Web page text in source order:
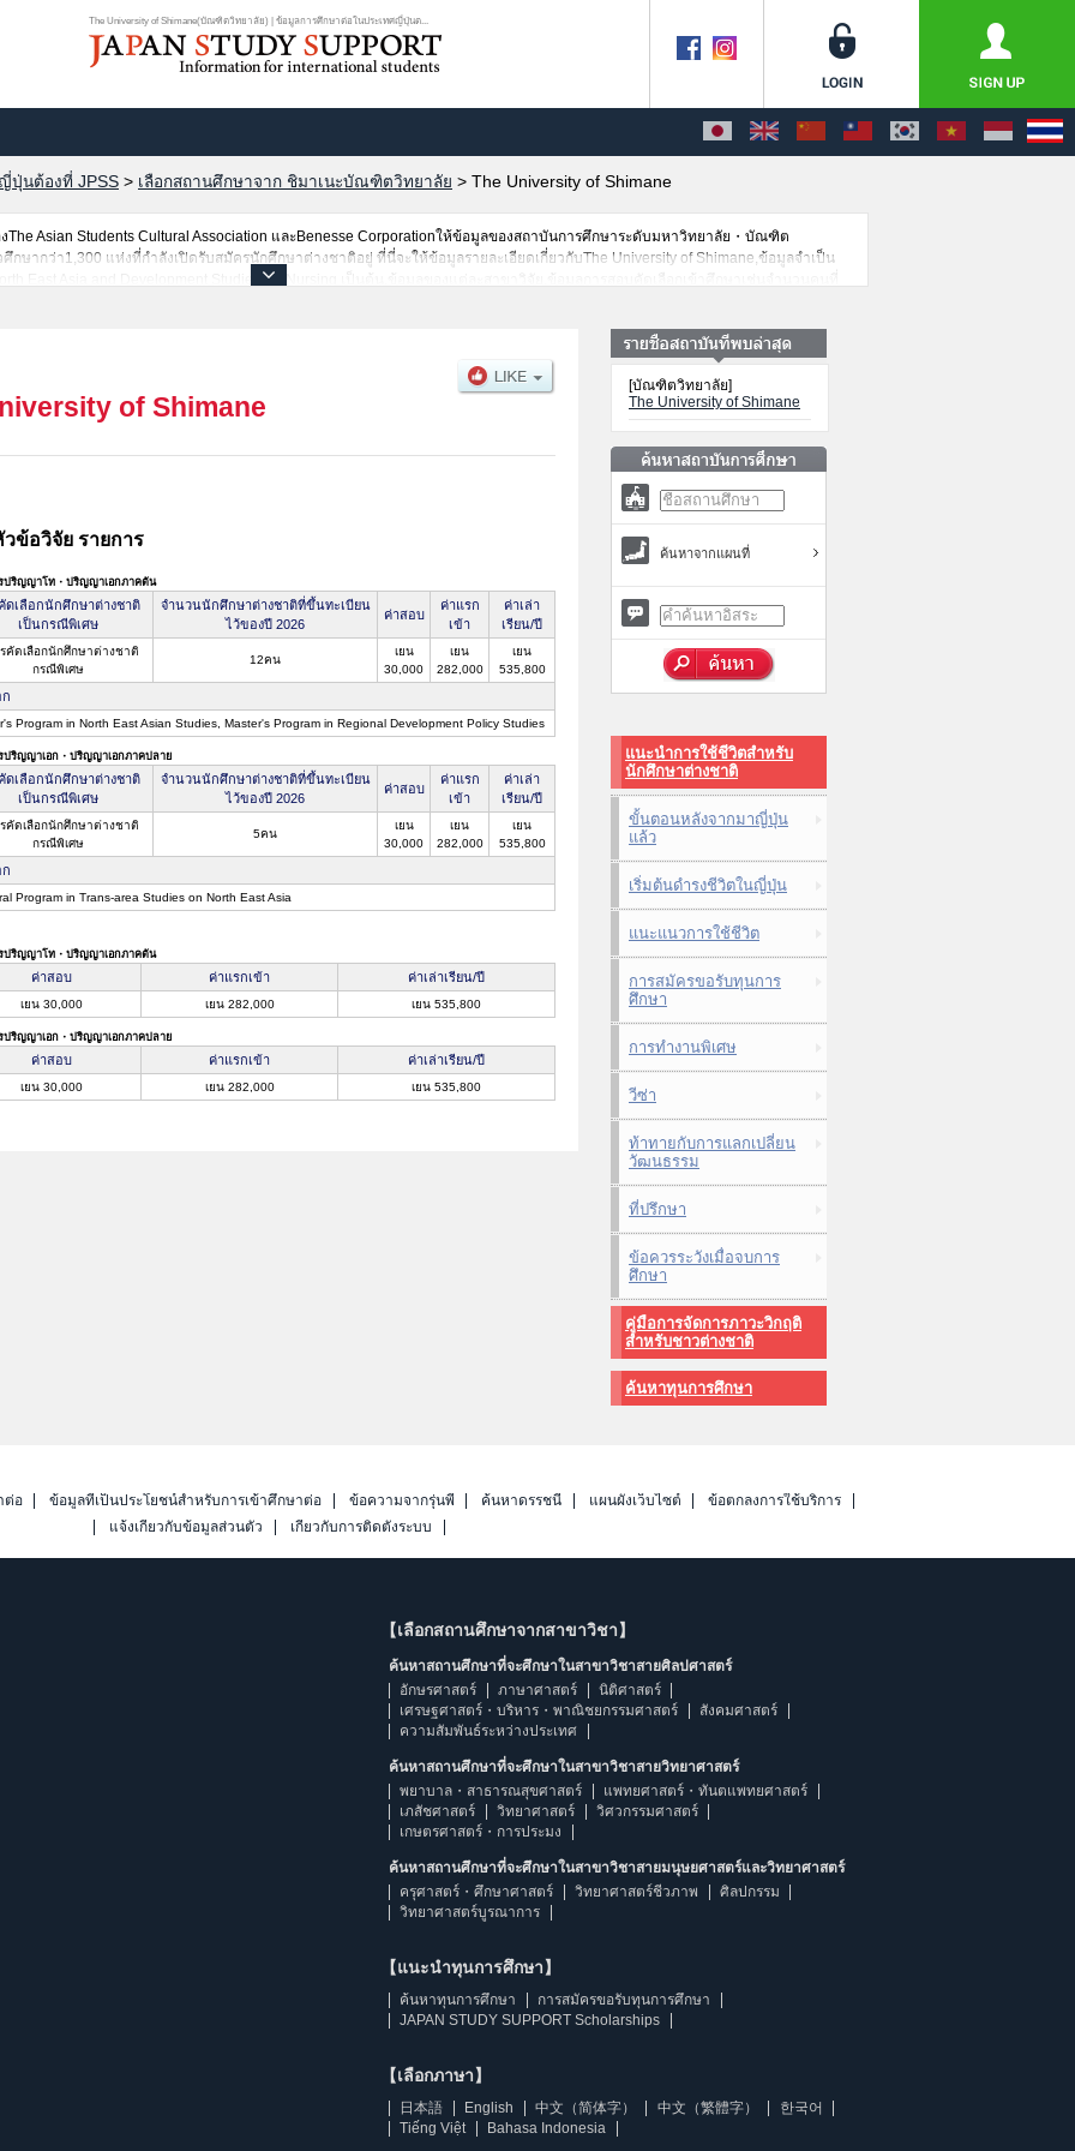
The University of Shimane(บัณฑิตวิทยาลัย) | ข้อมูลการศึกษาต่อในประเทศญี่ปุ่นต...
ปุ่นต้องที่ JPSS > เลือกสถานศึกษาจาก ชิมาเนะบัณฑิตวิทยาลัย > The University of Shimane
The Asian Students Cultural Association และBenesse Corporationให้ข้อมูลของสถาบันการศึกษาระดับมหาวิทยาลัย・บัณฑิต
ษากว่า1,300 แห่งที่กำลังเปิดรับสมัครนักศึกษาต่างชาติอยู่ ที่นี่จะให้ข้อมูลรายละเอียดเกี่ยวกับThe University of Shimane,ข้อมูลจำเป็น
East Asia and Development StudiesหรือNursing เป็นต้น,ข้อมูลของแต่ละสาขาวิจัย,ข้อมูลการสอบคัดเลือกเข้าศึกษาเช่นจำนวนคนที่
of Shimane
ข้อวิจัย รายการ
ปริญญาโท・ปริญญาเอกภาคต้น
ดเลือกนักศึกษาต่างชาติ
เป็นกรณีพิเศษ
จำนวนนักศึกษาต่างชาติที่ขึ้นทะเบียน
ไว้ของปี 2026
ค่าสอบ
ค่าแรก
เข้า
ค่าเล่า
เรียน/ปี
คัดเลือกนักศึกษาต่างชาติ
กรณีพิเศษ
12คน
เยน
30,000
เยน
282,000
เยน
535,800
ก
Program in North East Asian Studies, Master's Program in Regional Development Policy Studies
ปริญญาเอก・ปริญญาเอกภาคปลาย
ดเลือกนักศึกษาต่างชาติ
เป็นกรณีพิเศษ
จำนวนนักศึกษาต่างชาติที่ขึ้นทะเบียน
ไว้ของปี 2026
ค่าสอบ
ค่าแรก
เข้า
ค่าเล่า
เรียน/ปี
คัดเลือกนักศึกษาต่างชาติ
กรณีพิเศษ
5คน
เยน
30,000
เยน
282,000
เยน
535,800
ก
Program in Trans-area Studies on North East Asia
ปริญญาโท・ปริญญาเอกภาคต้น
ค่าสอบ ค่าแรกเข้า ค่าเล่าเรียน/ปี
เยน 30,000 เยน 282,000 เยน 535,800
ปริญญาเอก・ปริญญาเอกภาคปลาย
ค่าสอบ ค่าแรกเข้า ค่าเล่าเรียน/ปี
เยน 30,000 เยน 282,000 เยน 535,800
[บัณฑิตวิทยาลัย]
The University of Shimane
ค้นหาจากแผนที่
แนะนำการใช้ชีวิตสำหรับ
นักศึกษาต่างชาติ
ขั้นตอนหลังจากมาญี่ปุ่น
แล้ว
เริ่มต้นดำรงชีวิตในญี่ปุ่น
แนะแนวการใช้ชีวิต
การสมัครขอรับทุนการ
ศึกษา
การทำงานพิเศษ
วีซ่า
ท้าทายกับการแลกเปลี่ยน
วัฒนธรรม
ที่ปรึกษา
ข้อควรระวังเมื่อจบการ
ศึกษา
คู่มือการจัดการภาวะวิกฤติ
สำหรับชาวต่างชาติ
ค้นหาทุนการศึกษา
ต่อ ข้อมูลที่เป็นประโยชน์สำหรับการเข้าศึกษาต่อ ข้อความจากรุ่นพี่ ค้นหาดรรชนี แผนผังเว็บไซต์
ข้อตกลงการใช้บริการ
แจ้งเกี่ยวกับข้อมูลส่วนตัว
เกี่ยวกับการติดตั้งระบบ
【เลือกสถานศึกษาจากสาขาวิชา】
ค้นหาสถานศึกษาที่จะศึกษาในสาขาวิชาสายศิลปศาสตร์
อักษรศาสตร์
ภาษาศาสตร์
นิติศาสตร์
เศรษฐศาสตร์・บริหาร・พาณิชยกรรมศาสตร์
สังคมศาสตร์
ความสัมพันธ์ระหว่างประเทศ
ค้นหาสถานศึกษาที่จะศึกษาในสาขาวิชาสายวิทยาศาสตร์
พยาบาล・สาธารณสุขศาสตร์
แพทยศาสตร์・ทันตแพทยศาสตร์
เภสัชศาสตร์
วิทยาศาสตร์
วิศวกรรมศาสตร์
เกษตรศาสตร์・การประมง
ค้นหาสถานศึกษาที่จะศึกษาในสาขาวิชาสายมนุษยศาสตร์และวิทยาศาสตร์
ครุศาสตร์・ศึกษาศาสตร์
วิทยาศาสตร์ชีวภาพ
ศิลปกรรม
วิทยาศาสตร์บูรณาการ
【แนะนำทุนการศึกษา】
ค้นหาทุนการศึกษา
การสมัครขอรับทุนการศึกษา
JAPAN STUDY SUPPORT Scholarships
【เลือกภาษา】
日本語 English 中文（简体字） 中文（繁體字）
한국어
Tiếng Việt
Bahasa Indonesia